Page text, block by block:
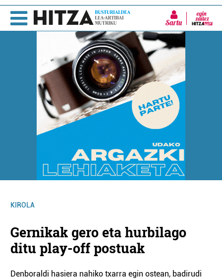
Sartu
KIROLA
Gernikak gero eta hurbilago
ditu play-off postuak
Denboraldi hasiera nahiko txarra egin ostean, badirudi